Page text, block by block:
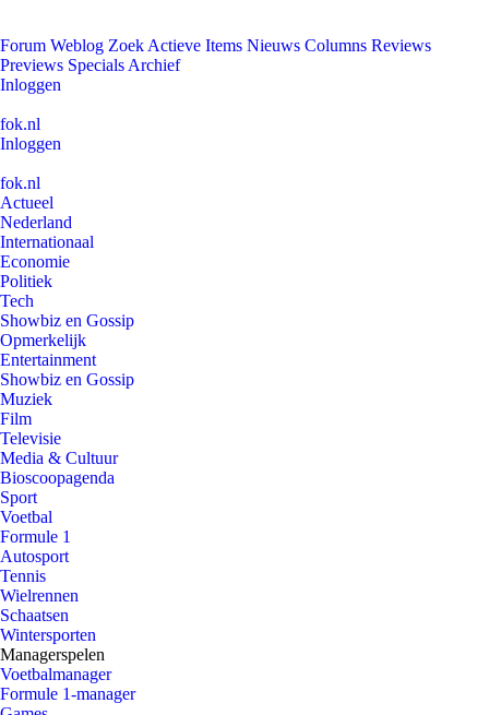
Forum Weblog Zoek Actieve Items Nieuws Columns Reviews
Previews Specials Archief
Inloggen
fok.nl
Inloggen
fok.nl
Actueel
Nederland
Internationaal
Economie
Politiek
Tech
Showbiz en Gossip
Opmerkelijk
Entertainment
Showbiz en Gossip
Muziek
Film
Televisie
Media & Cultuur
Bioscoopagenda
Sport
Voetbal
Formule 1
Autosport
Tennis
Wielrennen
Schaatsen
Wintersporten
Managerspelen
Voetbalmanager
Formule 1-manager